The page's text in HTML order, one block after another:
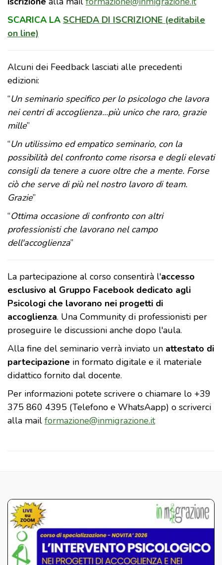
SCARICA LA SCHEDA DI ISCRIZIONE (editabile
on line)
Alcuni dei Feedback lasciati alle precedenti
edizioni:
“Un seminario specifico per lo psicologo che lavora
nei centri di accoglienza...più unico che raro, grazie
mille”
“Un utilissimo ed empatico seminario, con la
possibilità del confronto come risorsa e degli elevati
consigli da tenere a cuore oltre che a mente. Forse
ciò che serve di più nel nostro lavoro di team.
Grazie”
“Ottima occasione di confronto con altri
professionisti che lavorano nel campo
dell'accoglienza”
La partecipazione al corso consentirà l'accesso
esclusivo al Gruppo Facebook dedicato agli
Psicologi che lavorano nei progetti di
accoglienza. Una Community di professionisti per
proseguire le discussioni anche dopo l'aula.
Alla fine del seminario verrà inviato un attestato di
partecipazione in formato digitale e il materiale
didattico fornito dal docente.
Per informazioni potete scrivere o chiamare lo +39
375 860 4395 (Telefono e WhatsAapp) o scriverci
alla mail formazione@inmigrazione.it